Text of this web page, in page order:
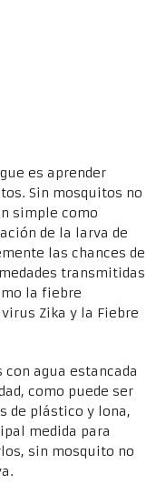
es aprender
Sin mosquitos no
simple como
de la larva de
las chances de
transmitidas
la fiebre
Zika y la Fiebre
agua estancada
como puede ser
de plástico y lona,
medida para
sin mosquito no